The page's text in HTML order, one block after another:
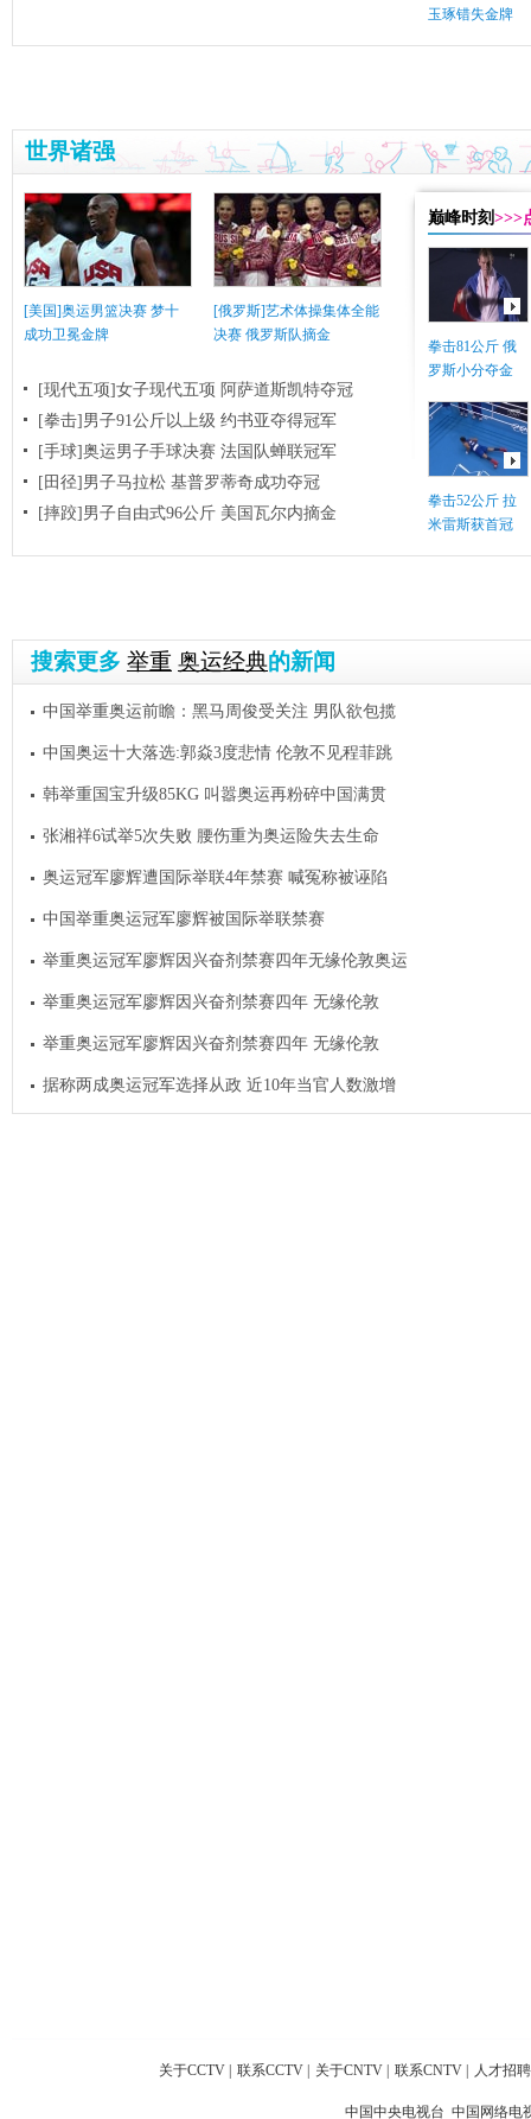
玉琢错失金牌
世界诸强
[美国]奥运男篮决赛 梦十
成功卫冕金牌
[俄罗斯]艺术体操集体全能
决赛 俄罗斯队摘金
[现代五项]女子现代五项 阿萨道斯凯特夺冠
[拳击]男子91公斤以上级 约书亚夺得冠军
[手球]奥运男子手球决赛 法国队蝉联冠军
[田径]男子马拉松 基普罗蒂奇成功夺冠
[摔跤]男子自由式96公斤 美国瓦尔内摘金
巅峰时刻>>>
拳击81公斤 俄
罗斯小分夺金
拳击52公斤 拉
米雷斯获首冠
搜索更多 举重 奥运经典的新闻
中国举重奥运前瞻：黑马周俊受关注 男队欲包揽
中国奥运十大落选:郭焱3度悲情 伦敦不见程菲跳
韩举重国宝升级85KG 叫嚣奥运再粉碎中国满贯
张湘祥6试举5次失败 腰伤重为奥运险失去生命
奥运冠军廖辉遭国际举联4年禁赛 喊冤称被诬陷
中国举重奥运冠军廖辉被国际举联禁赛
举重奥运冠军廖辉因兴奋剂禁赛四年无缘伦敦奥运
举重奥运冠军廖辉因兴奋剂禁赛四年 无缘伦敦
举重奥运冠军廖辉因兴奋剂禁赛四年 无缘伦敦
据称两成奥运冠军选择从政 近10年当官人数激增
关于CCTV 联系CCTV 关于CNTV 联系CNTV 人才招聘
中国中央电视台 中国网络电